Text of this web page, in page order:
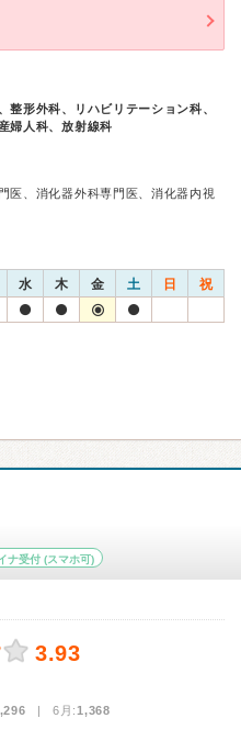
整形外科、リハビリテーション科、
婦人科、放射線科
医、消化器外科専門医、消化器内視
水 木 金 土 日 祝
ナ受付 (スマホ可)
3.93
| 6月:1,368